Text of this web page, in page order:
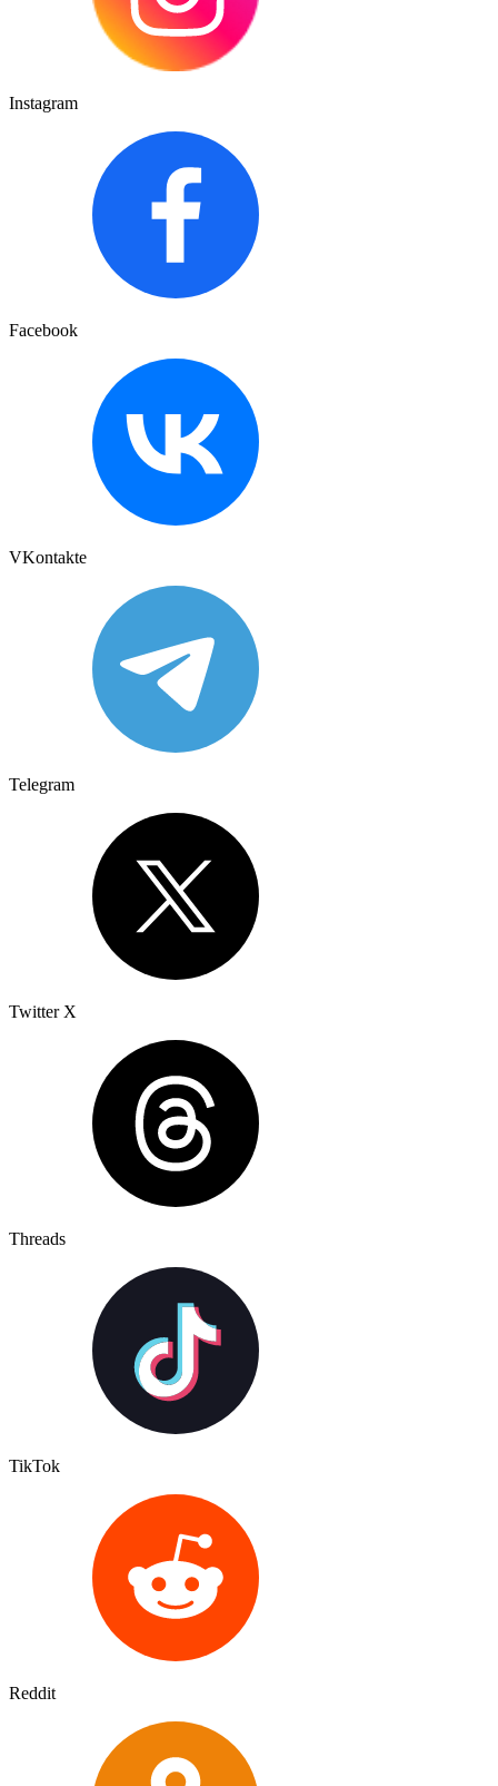
Instagram
Facebook
VKontakte
Telegram
Twitter X
Threads
TikTok
Reddit